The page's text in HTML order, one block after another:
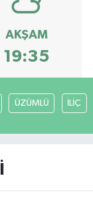
AKŞAM
19:35
ÜZÜMLÜ İLİÇ